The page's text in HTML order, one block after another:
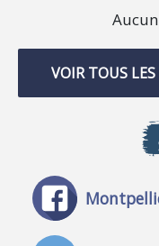
VOIR TOUS